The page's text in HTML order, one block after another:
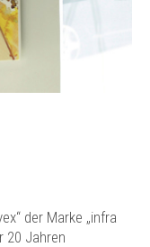
der Marke „infra
20 Jahren